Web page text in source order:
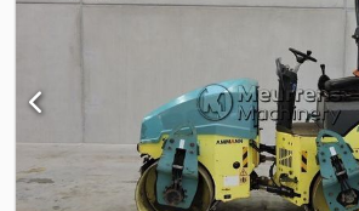
Kapacitet prevrtanja pri skupljenom kranu:
prema EN474.3 (80 %) pri skupljenom kranu:
brzina: 40 km/h * Perkins dizel motor Crjdpfx
Zapremina motora: 3621 cm³ * Maksimalna
* Emisioni standardi: Stage V/Tier 4f *
hidraulične pumpe: 117 l/min * Maksimalni
Tip pogona: Hidrostatski Shift on Fly sa
promjena stepena prenosa u vožnji i ECO-